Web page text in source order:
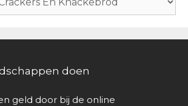
doen
geld door bij de online